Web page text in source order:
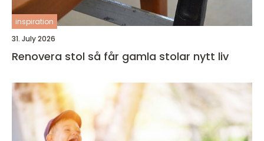
inspiration
31. July 2026
Renovera stol så får gamla stolar nytt liv